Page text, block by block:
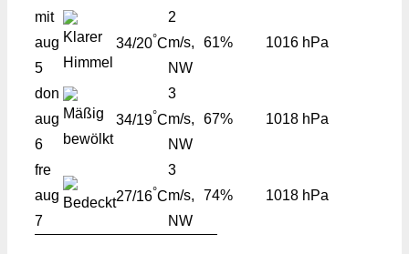
mit
aug
5
34/20°C
2
m/s,
NW
61% 1016 hPa
don
aug
6
34/19°C
3
m/s,
NW
67% 1018 hPa
fre
aug
7
27/16°C
3
m/s,
NW
74% 1018 hPa